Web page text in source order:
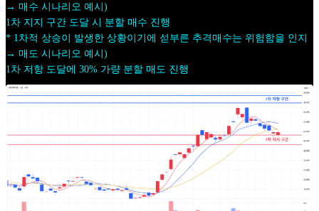
→ 매수 시나리오 예시)
1차 지지 구간 도달 시 분할 매수 진행
* 1차적 상승이 발생한 상황이기에 섣부른 추격매수는 위험함을 인지
→ 매도 시나리오 예시)
1차 저항 도달에 30% 가량 분할 매도 진행